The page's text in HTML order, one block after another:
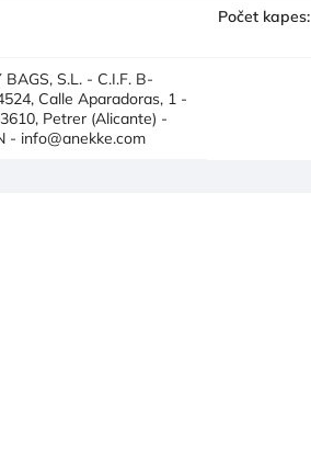
Počet kapes:
BAGS, S.L. - C.I.F. B-
Calle Aparadoras, 1 -
Petrer (Alicante) -
- info@anekke.com